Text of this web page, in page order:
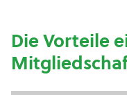
Die Vorteile